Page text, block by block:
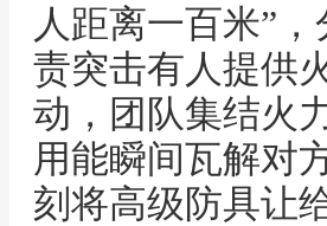
人距离一百米”
责突击有人提供
动，团队集结火
用能瞬间瓦解对
刻将高级防具让